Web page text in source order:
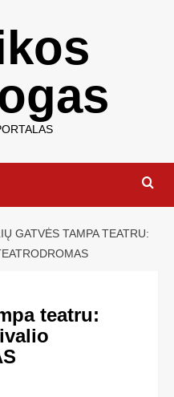
GATVĖS TAMPA TEATRU:
teatru: